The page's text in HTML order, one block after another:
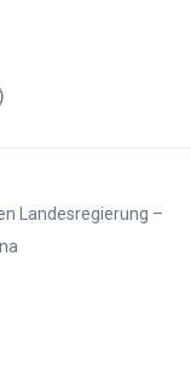
Landesregierung –